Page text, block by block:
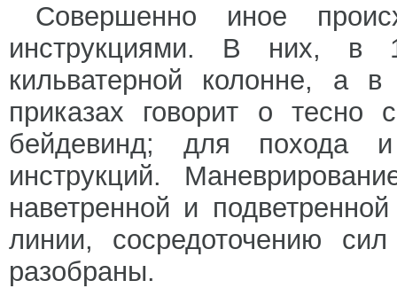
Совершенно иное
инструкциями. В них, в
кильватерной колонне, а
приказах говорит о тесно
бейдевинд; для похода
инструкций.
наветренной и
линии, сосредоточению
разобраны.